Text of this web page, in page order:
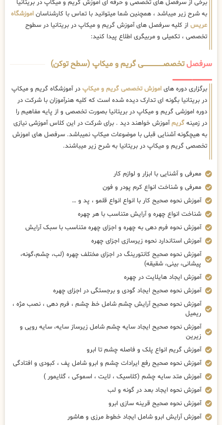
برخی از سرفصل های تخصصی و حرفه ای آموزش گریم و میکاپ در بریتانیا
به شرح زیر میباشد ، همچنین شما میتوانید با تماس با کارشناسان اموزشگاه
عریس از کلیه سرفصل های آموزش گریم و میکاپ در بریتانیا در سطوح
تخصصی ، تکمیلی و مربیگری اطلاع پیدا کنید:
سرفصلتخصصــــــــــــــــــــی گریم و میکاپ (سطح توکن)
برگزاری دوره های اموزش تخصصی گریم و میکاپ در آموزشگاه گریم و میکاپ
در بریتانیا بگونه ای تدارک دیده شده است که کلیه هنرآموزان با شرکت در
دوره اموزشی گریم و میکاپ در بریتانیا بصورت تخصصی و از پایه مفاهیم را
در زمینه گریمآموزش خواهند دید . برای شرکت در این کلاس آموزشی نیازی
به هیچگونه آشنایی قبلی با موضوعات میکاپ نمیباشد. سرفصل های اموزش
تخصصی گریم و میکاپ در بریتانیا به شرح زیر میباشند.
معرفی و آشنایی با ابزار و لوازم کار
معرفی و شناخت انواع کرم پودر و فون
آموزش نحوه صحیح کار با انواع انواع قلمو ، پد و …
شناخت انواع چهره و آرایش متناسب با هر چهره
آموزش نحوه فرم دهی به چهره و اجزای چهره متناسب با سبک آرایش
آموزش استاندارد نحوه زیرسازی اجزای چهره
آموزش نحوه صحیح کانتورینگ در اجزای مختلف چهره (لب، چشم،گونه،
پیشانی، بینی، شقیقه)
آموزش ایجاد هایلایت در چهره
آموزش نحوه صحیح ایجاد گودی و برجستگی در اجزای چهره
آموزش نحوه صحیح آرایش چشم شامل خط چشم ، فرم دهی ، نصب مژه ،
ریمیل
آموزش نحوه صحیح ایجاد سایه چشم شامل زیرساز سایه، سایه رویی و
زیرین
آموزش گریم انواع پلک و فاصله چشم تا ابرو
آموزش نحوه صحیح رفع ایرادات چشم و ابرو شامل پف ، کبودی و افتادگی
آموزش متد سایه چشم (کلاسیک ، لایت ، اسموکی ، گلایمور )
آموزش نحوه ایجاد بعد در گونه و لب
آموزش نحوه صحیح قرینه سازی ابرو
آموزش آرایش ابرو شامل ایجاد خطوط مرزی و هاشور